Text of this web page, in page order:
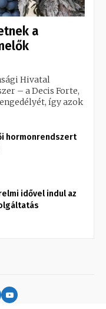
a
Hivatal
– a Decis Forte,
így azok
hormonrendszert
idővel indul az